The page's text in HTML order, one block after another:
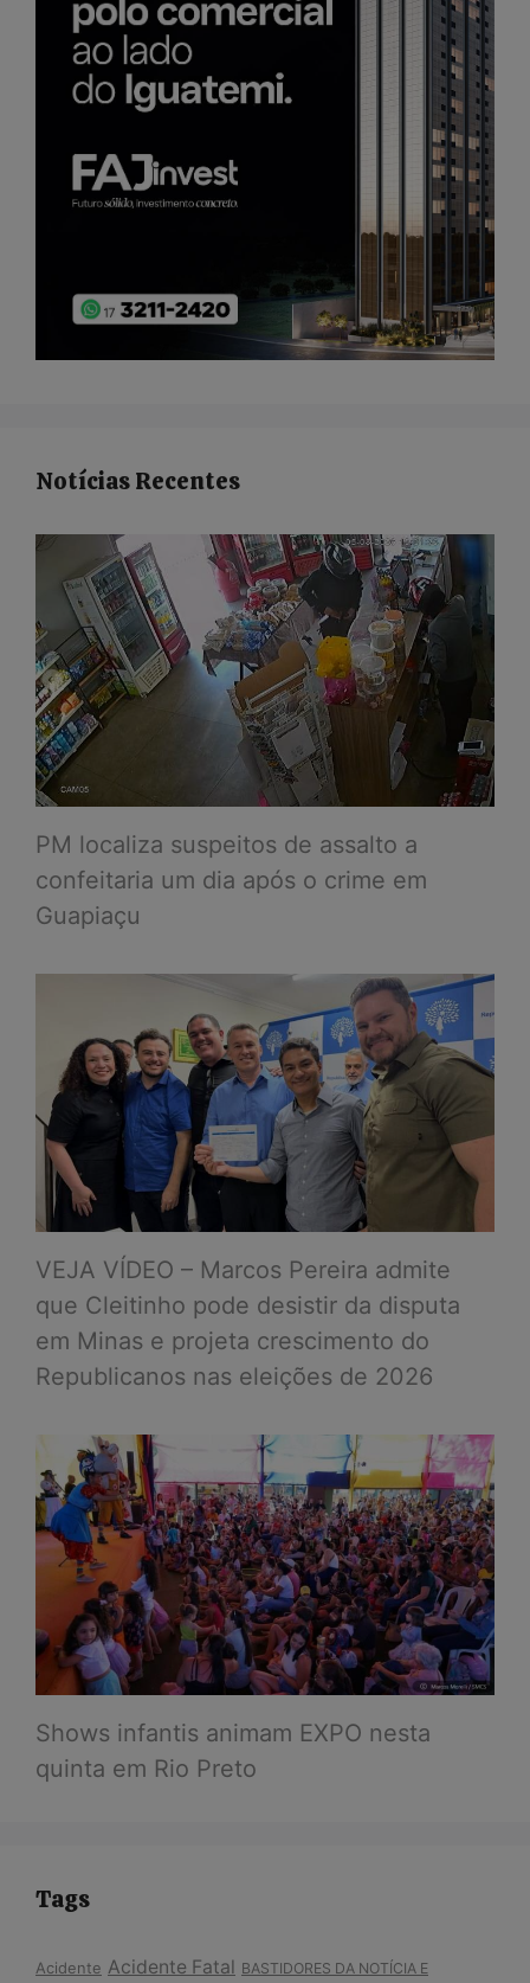
Notícias Recentes
PM localiza suspeitos de assalto a
confeitaria um dia após o crime em
Guapiaçu
VEJA VÍDEO – Marcos Pereira admite
que Cleitinho pode desistir da disputa
em Minas e projeta crescimento do
Republicanos nas eleições de 2026
Shows infantis animam EXPO nesta
quinta em Rio Preto
Tags
Acidente Acidente Fatal BASTIDORES DA NOTÍCIA E